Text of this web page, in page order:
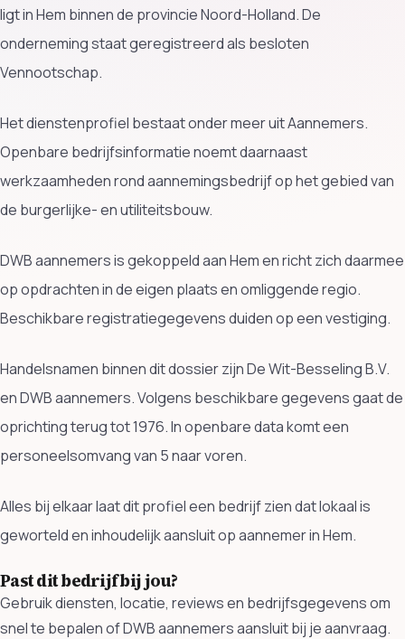
ligt in Hem binnen de provincie Noord-Holland. De
onderneming staat geregistreerd als besloten
Vennootschap.
Het dienstenprofiel bestaat onder meer uit Aannemers.
Openbare bedrijfsinformatie noemt daarnaast
werkzaamheden rond aannemingsbedrijf op het gebied van
de burgerlijke- en utiliteitsbouw.
DWB aannemers is gekoppeld aan Hem en richt zich daarmee
op opdrachten in de eigen plaats en omliggende regio.
Beschikbare registratiegegevens duiden op een vestiging.
Handelsnamen binnen dit dossier zijn De Wit-Besseling B.V.
en DWB aannemers. Volgens beschikbare gegevens gaat de
oprichting terug tot 1976. In openbare data komt een
personeelsomvang van 5 naar voren.
Alles bij elkaar laat dit profiel een bedrijf zien dat lokaal is
geworteld en inhoudelijk aansluit op aannemer in Hem.
Past dit bedrijf bij jou?
Gebruik diensten, locatie, reviews en bedrijfsgegevens om
snel te bepalen of DWB aannemers aansluit bij je aanvraag.